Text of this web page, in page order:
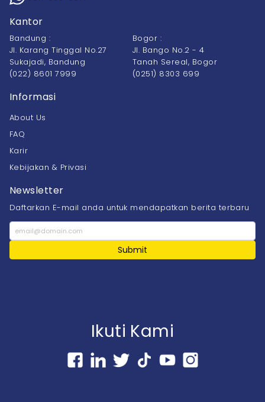
Kantor
Bandung :
Jl. Karang Tinggal No.27
Sukajadi, Bandung
(022) 8601 7999
Bogor :
Jl. Bango No.2 - 4
Tanah Sereal, Bogor
(0251) 8303 699
Informasi
About Us
FAQ
Karir
Kebijakan & Privasi
Newsletter
Daftarkan E-mail anda untuk mendapatkan berita terbaru
Submit
Ikuti Kami